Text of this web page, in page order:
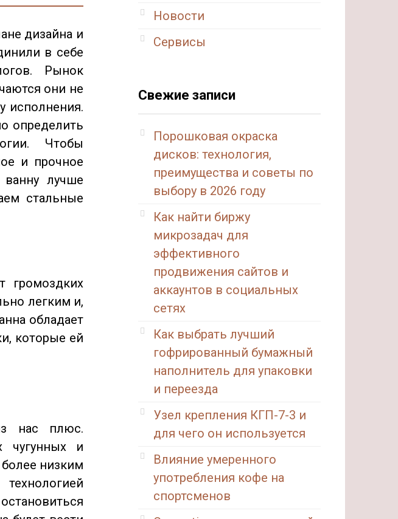
дизайна и
в себе
Рынок
они не
исполнения.
определить
Чтобы
и прочное
ванну лучше
стальные
громоздких
легким и,
обладает
которые ей
нас плюс.
чугунных и
низким
Новости
Сервисы
Свежие записи
Порошковая окраска
дисков: технология,
преимущества и советы по
выбору в 2026 году
Как найти биржу
микрозадач для
эффективного
продвижения сайтов и
аккаунтов в социальных
сетях
Как выбрать лучший
гофрированный бумажный
наполнитель для упаковки
и переезда
Узел крепления КГП-7-3 и
для чего он используется
Влияние умеренного
употребления кофе на
спортсменов